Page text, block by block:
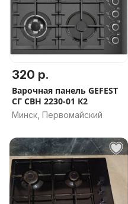
320 р.
Варочная панель GEFEST
СГ СВН 2230-01 К2
Минск, Первомайский